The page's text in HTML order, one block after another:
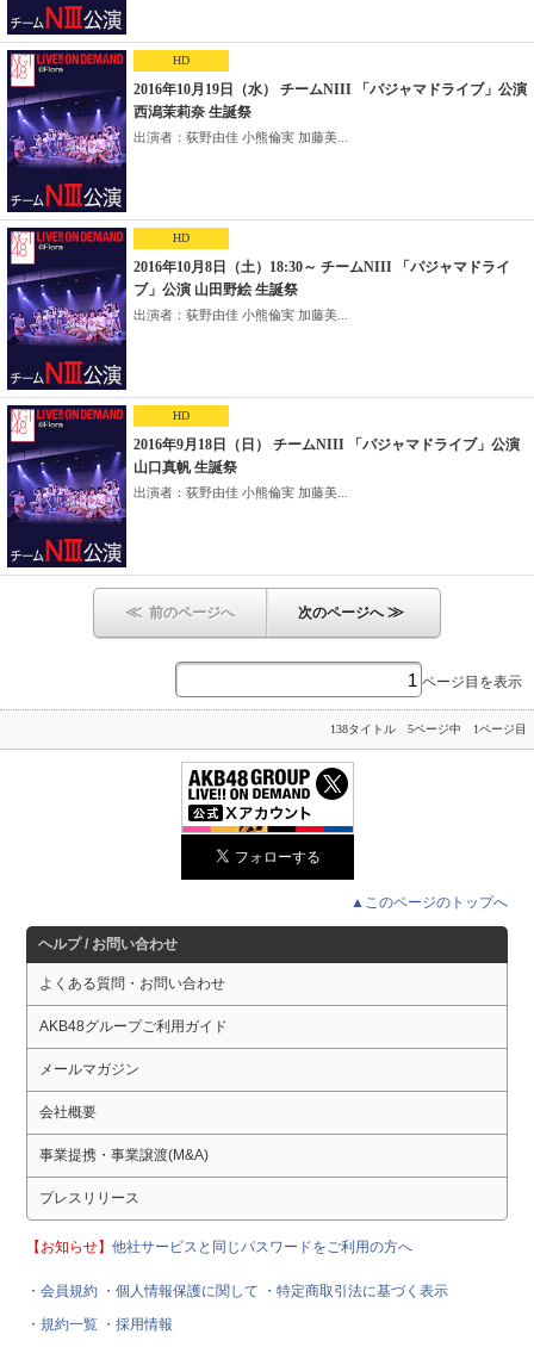
HD
2016年10月19日（水） チームNIII 「パジャマドライブ」公演
西潟茉莉奈 生誕祭
出演者：荻野由佳 小熊倫実 加藤美...
HD
2016年10月8日（土）18:30～ チームNIII 「パジャマドライ
ブ」公演 山田野絵 生誕祭
出演者：荻野由佳 小熊倫実 加藤美...
HD
2016年9月18日（日） チームNIII 「パジャマドライブ」公演
山口真帆 生誕祭
出演者：荻野由佳 小熊倫実 加藤美...
≪ 前のページへ 次のページへ≫
ページ目を表示
138タイトル 5ページ中 1ページ目
▲このページのトップへ
ヘルプ / お問い合わせ
よくある質問・お問い合わせ
AKB48グループご利用ガイド
メールマガジン
会社概要
事業提携・事業譲渡(M&A)
プレスリリース
【お知らせ】他社サービスと同じパスワードをご利用の方へ
・会員規約 ・個人情報保護に関して
・特定商取引法に基づく表示
・規約一覧 ・採用情報